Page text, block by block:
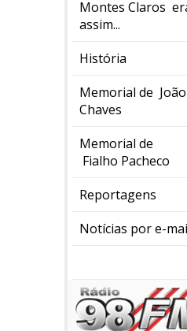
Montes Claros
assim...
História
Memorial de João
Chaves
Memorial de
Fialho Pacheco
Reportagens
Notícias por e-